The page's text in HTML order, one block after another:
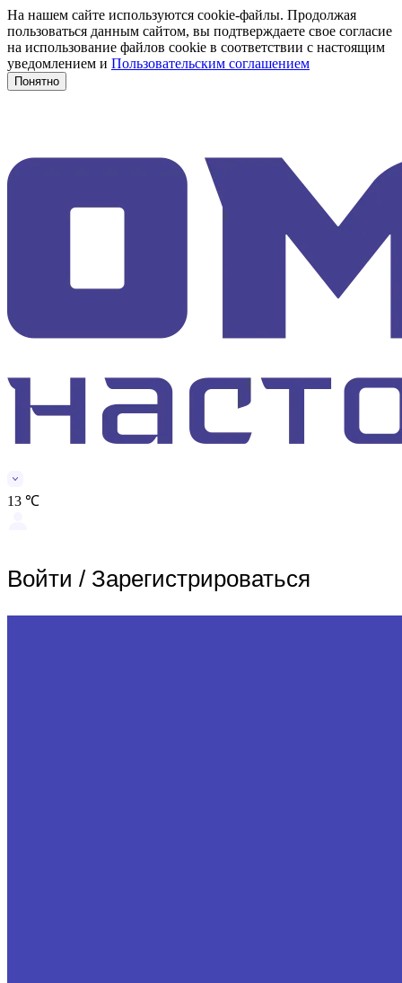
На нашем сайте используются cookie-файлы. Продолжая
пользоваться данным сайтом, вы подтверждаете свое согласие
на использование файлов cookie в соответствии с настоящим
уведомлением и Пользовательским соглашением
Понятно
13 ℃
Войти / Зарегистрироваться